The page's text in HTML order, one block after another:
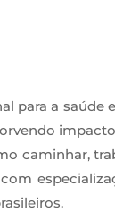
para a saúde
caminhar,